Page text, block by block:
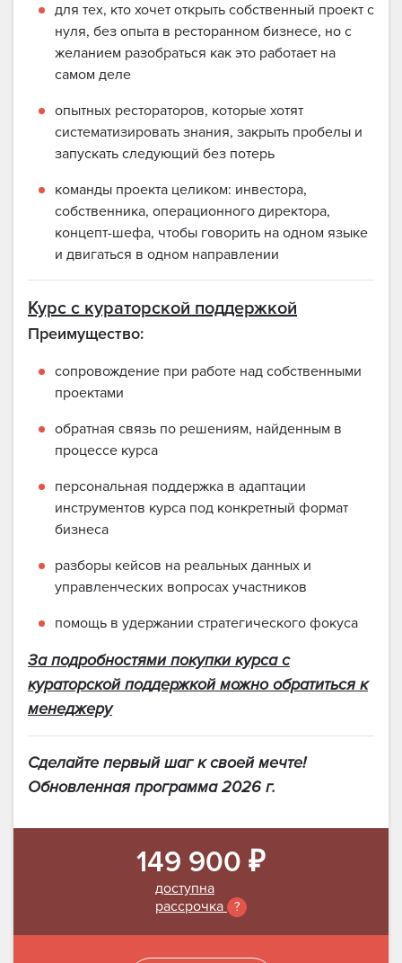
для тех, кто хочет открыть собственный проект с
нуля, без опыта в ресторанном бизнесе, но с
желанием разобраться как это работает на
самом деле
опытных рестораторов, которые хотят
систематизировать знания, закрыть пробелы и
запускать следующий без потерь
команды проекта целиком: инвестора,
собственника, операционного директора,
концепт-шефа, чтобы говорить на одном языке
и двигаться в одном направлении
Курс с кураторской поддержкой
Преимущество:
сопровождение при работе над собственными
проектами
обратная связь по решениям, найденным в
процессе курса
персональная поддержка в адаптации
инструментов курса под конкретный формат
бизнеса
разборы кейсов на реальных данных и
управленческих вопросах участников
помощь в удержании стратегического фокуса
За подробностями покупки курса с
кураторской поддержкой можно обратиться к
менеджеру
Сделайте первый шаг к своей мечте!
Обновленная программа 2026 г.
149 900 ₽
доступна
рассрочка
?